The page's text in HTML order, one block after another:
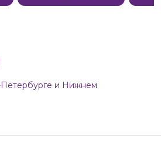
Петербурге и Нижнем